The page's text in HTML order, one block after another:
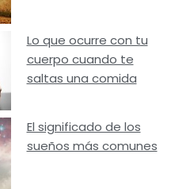
Lo que ocurre con tu
cuerpo cuando te
saltas una comida
El significado de los
sueños más comunes